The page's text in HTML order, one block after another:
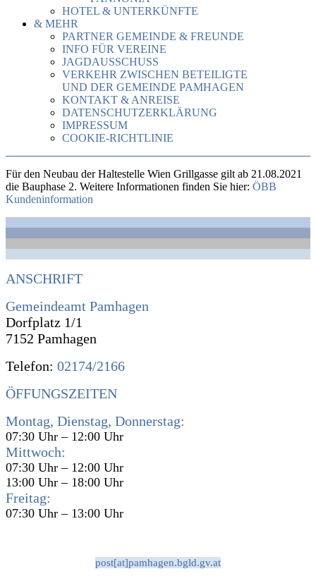
HOTEL & UNTERKÜNFTE
& MEHR
PARTNER GEMEINDE & FREUNDE
INFO FÜR VEREINE
JAGDAUSSCHUSS
VERKEHR ZWISCHEN BETEILIGTE
UND DER GEMEINDE PAMHAGEN
KONTAKT & ANREISE
DATENSCHUTZERKLÄRUNG
IMPRESSUM
COOKIE-RICHTLINIE
Für den Neubau der Haltestelle Wien Grillgasse gilt ab 21.08.2021
die Bauphase 2. Weitere Informationen finden Sie hier: ÖBB
Kundeninformation
ANSCHRIFT
Gemeindeamt Pamhagen
Dorfplatz 1/1
7152 Pamhagen
Telefon: 02174/2166
ÖFFUNGSZEITEN
Montag, Dienstag, Donnerstag:
07:30 Uhr – 12:00 Uhr
Mittwoch:
07:30 Uhr – 12:00 Uhr
13:00 Uhr – 18:00 Uhr
Freitag:
07:30 Uhr – 13:00 Uhr
post[at]pamhagen.bgld.gv.at